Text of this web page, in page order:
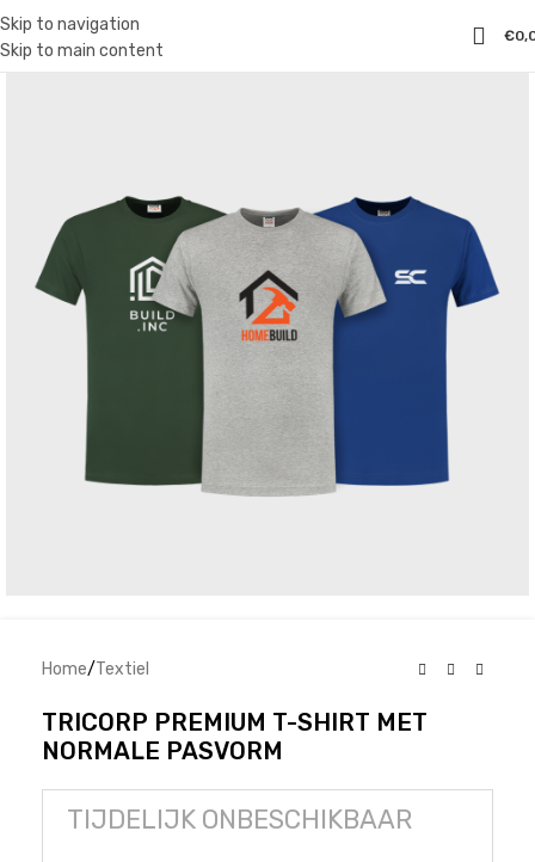
Skip to navigation
Skip to main content
€
Home/Textiel
TRICORP PREMIUM T-SHIRT MET
NORMALE PASVORM
TIJDELIJK ONBESCHIKBAAR